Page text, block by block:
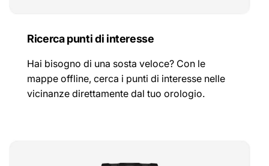
Ricerca punti di interesse
Hai bisogno di una sosta veloce? Con le
mappe offline, cerca i punti di interesse nelle
vicinanze direttamente dal tuo orologio.